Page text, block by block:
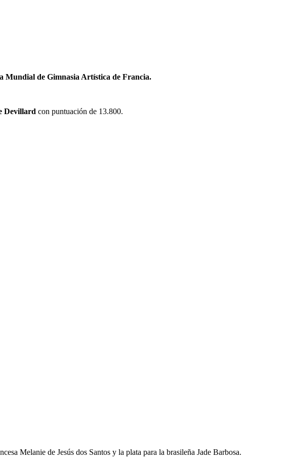
Mundial de Gimnasia Artística de Francia.
Devillard con puntuación de 13.800.
Melanie de Jesús dos Santos y la plata para la brasileña Jade Barbosa.